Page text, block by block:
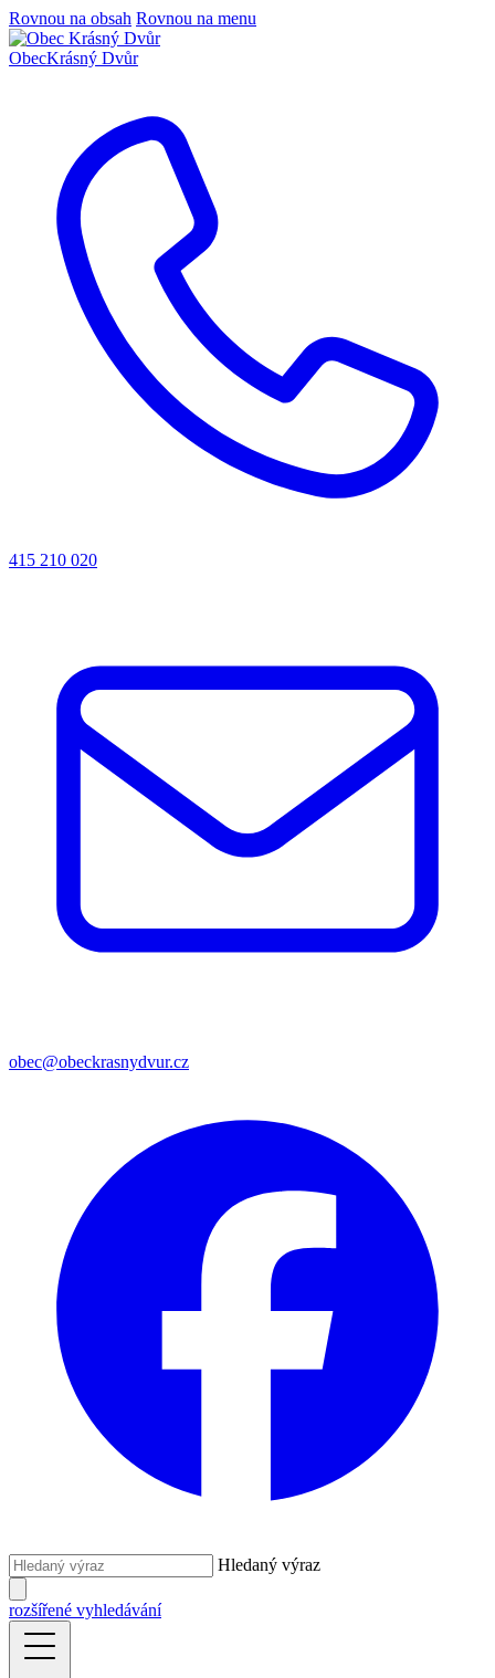
Rovnou na obsah Rovnou na menu
ObecKrásný Dvůr
415 210 020
obec@obeckrasnydvur.cz
Hledaný výraz
rozšířené vyhledávání